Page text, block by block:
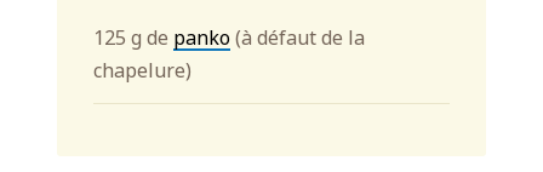
125 g de panko(à défaut de la
chapelure)